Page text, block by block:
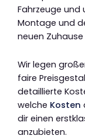
Fahrzeuge
Montage und
neuen Zuhause
Wir legen
faire
detaillierte
welche Kosten
dir einen
anzubieten.